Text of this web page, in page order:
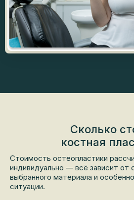
Сколько
костная
Стоимость остеопластики
индивидуально — всё зависит от
выбранного материала и
ситуации.